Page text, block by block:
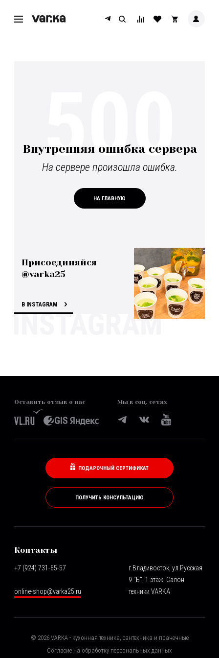
Внутренняя ошибка сервера
На сервере произошла ошибка.
НА ГЛАВНУЮ
500
Присоединяйся
@varka25
В INSTAGRAM
Оставить отзыв о нас Мы в соц. сетях
ПОДАРОЧНЫЙ СЕРТИФИКАТ
ПОЛУЧИТЬ КОНСУЛЬТАЦИЮ
Контакты
+7 (924) 731-65-57
online-shop@varka25.ru
г.Владивосток, ул.Русская
9 "Б", 1 этаж. Салон
техники VARKA
© 2026VARKA - кухонная техника, сантехника и прачечные
Согласие на обработку персональных данных